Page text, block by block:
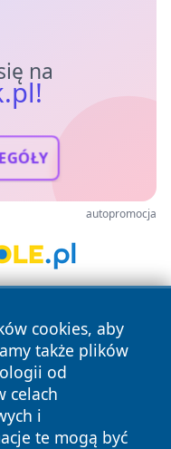
na
autopromocja
cookies, aby
także plików
od
celach
i
te mogą być
prawa zastrzeżone.